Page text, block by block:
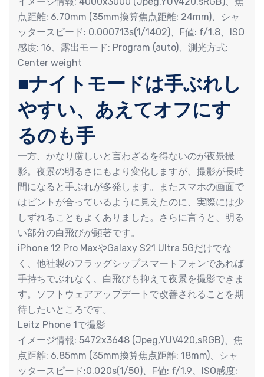
点距離: 6.70mm (35mm換算焦点距離: 24mm)、シャ
ッタースピード: 0.000713s(1/1402)、F値: f/1.8、ISO
感度: 16、露出モード: Program (auto)、測光方式:
Center weight
■ナイトモードは手ぶれし
やすい、あえてオフにす
るのも手
一方、かなり厳しいと言わざるを得ないのが夜景撮
影。夜景の明るさにもより変化しますが、撮影が長時
間になると手ぶれが多発します。またスマホの画面で
はピントが合っているように見えたのに、実際には少
しずれることもよくありました。さらに言うと、明る
い部分の白飛びが顕著です。
iPhone 12 Pro MaxやGalaxy S21 Ultra 5Gだけでな
く、他社製のフラッグシップスマートフォンであれば
手持ちでぶれなく、白飛びも抑えて夜景を撮影できま
す。ソフトウェアアップデートで改善されることを期
待したいところです。
Leitz Phone 1で撮影
イメージ情報: 5472x3648 (Jpeg,YUV420,sRGB)、焦
点距離: 6.85mm (35mm換算焦点距離: 18mm)、シャ
ッタースピード:0.020s(1/50)、F値: f/1.9、ISO感度: